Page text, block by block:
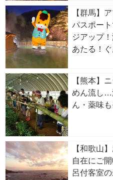
【群馬】
パスポー
ジアップ
あたる！
【熊本】
めん流し…
ん・薬味
【和歌山
自在にご
呂付客室